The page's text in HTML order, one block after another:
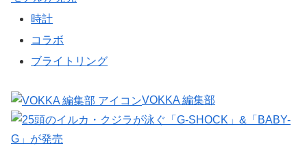
時計
コラボ
ブライトリング
VOKKA 編集部